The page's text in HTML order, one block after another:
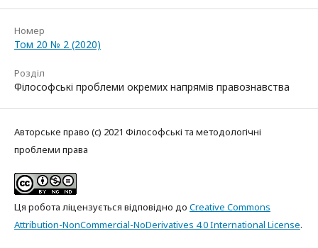
Номер
Том 20 № 2 (2020)
Розділ
Філософські проблеми окремих напрямів правознавства
Авторське право (c) 2021 Філософські та методологічні
проблеми права
Ця робота ліцензується відповідно до Creative Commons
Attribution-NonCommercial-NoDerivatives 4.0 International License.